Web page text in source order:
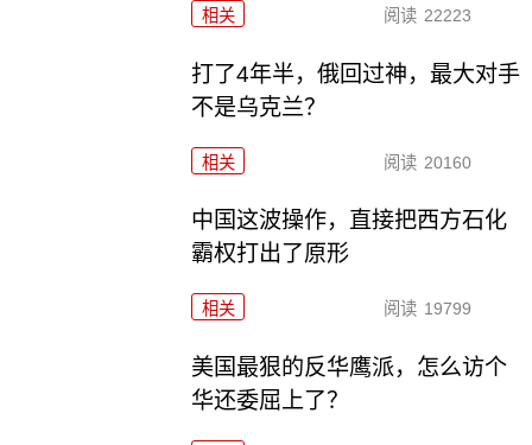
相关 阅读 22223
打了4年半，俄回过神，最大对手
不是乌克兰？
相关 阅读 20160
中国这波操作，直接把西方石化
霸权打出了原形
相关 阅读 19799
美国最狠的反华鹰派，怎么访个
华还委屈上了？